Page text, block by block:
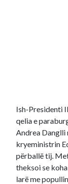
Ish-Presidenti
qelia e
Andrea Danglli
kryeministrin
përballë tij.
theksoi se
larë me